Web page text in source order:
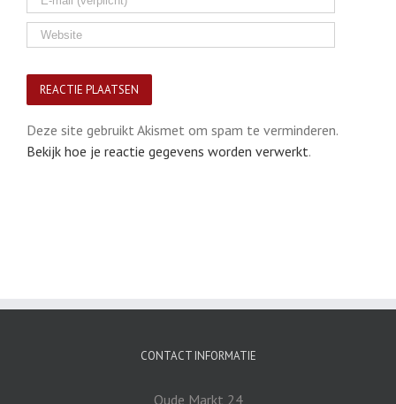
Deze site gebruikt Akismet om spam te verminderen.
Bekijk hoe je reactie gegevens worden verwerkt.
CONTACT INFORMATIE
Oude Markt 24